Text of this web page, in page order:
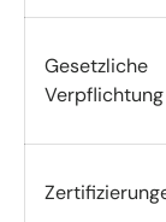
Gesetzliche
Verpflichtung